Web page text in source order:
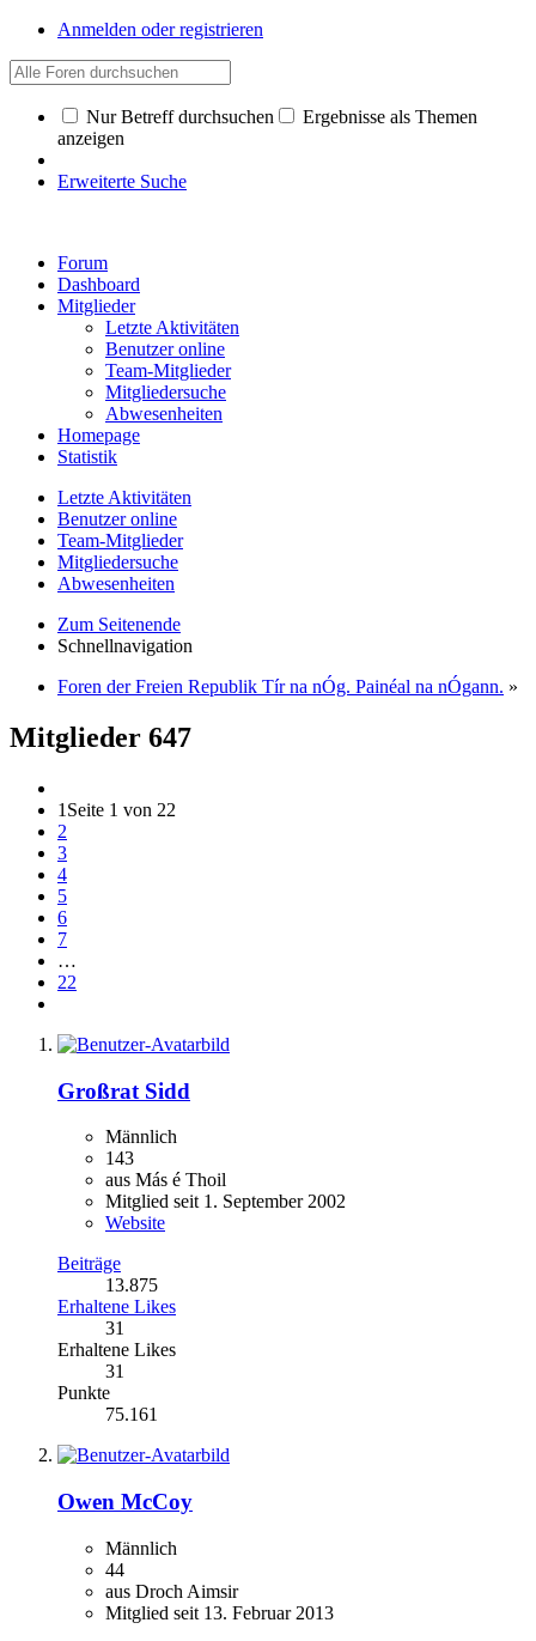
Anmelden oder registrieren
Nur Betreff durchsuchen
Ergebnisse als Themen
anzeigen
Erweiterte Suche
Forum
Dashboard
Mitglieder
Letzte Aktivitäten
Benutzer online
Team-Mitglieder
Mitgliedersuche
Abwesenheiten
Homepage
Statistik
Letzte Aktivitäten
Benutzer online
Team-Mitglieder
Mitgliedersuche
Abwesenheiten
Zum Seitenende
Schnellnavigation
Foren der Freien Republik Tír na nÓg. Painéal na nÓgann. »
Mitglieder 647
1 Seite 1 von 22
2
3
4
5
6
7
…
22
Großrat Sidd
Männlich
143
aus Más é Thoil
Mitglied seit 1. September 2002
Website
Beiträge
13.875
Erhaltene Likes
31
Erhaltene Likes
31
Punkte
75.161
Owen McCoy
Männlich
44
aus Droch Aimsir
Mitglied seit 13. Februar 2013